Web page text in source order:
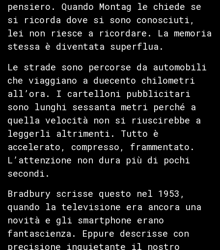
pensiero. Quando Montag le chiede se
si ricorda dove si sono conosciuti,
lei non riesce a ricordare. La memoria
stessa è diventata superflua.
Le strade sono percorse da automobili
che viaggiano a duecento chilometri
all’ora. I cartelloni pubblicitari
sono lunghi sessanta metri perché a
quella velocità non si riuscirebbe a
leggerli altrimenti. Tutto è
accelerato, compresso, frammentato.
L’attenzione non dura più di pochi
secondi.
Bradbury scrisse questo nel 1953,
quando la televisione era ancora una
novità e gli smartphone erano
fantascienza. Eppure descrisse con
precisione inquietante il nostro